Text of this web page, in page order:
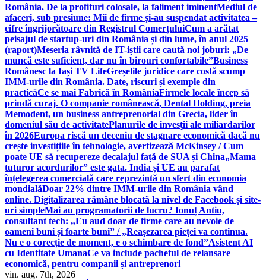
România. De la profituri colosale, la faliment iminentMediul de
afaceri, sub presiune: Mii de firme și-au suspendat activitatea –
cifre îngrijorătoare din Registrul ComerțuluiCum a arătat
peisajul de startup-uri din România și din lume, în anul 2025
(raport)Meseria râvnită de IT-iștii care caută noi joburi: „De
muncă este suficient, dar nu în birouri confortabile”Business
Românesc la Iași TV LifeGreșelile juridice care costă scump
IMM-urile din România. Date, riscuri și exemple din
practicăCe se mai Fabrică în RomâniaFirmele locale încep să
prindă curaj. O companie românească, Dental Holding, preia
Memodent, un business antreprenorial din Grecia, lider în
domeniul său de activitatePlanurile de invesţii ale miliardarilor
în 2026Europa riscă un deceniu de stagnare economică dacă nu
crește investițiile în tehnologie, avertizează McKinsey / Cum
poate UE să recupereze decalajul față de SUA și China„Mama
tuturor acordurilor” este gata. India și UE au parafat
înțelegerea comercială care reprezintă un sfert din economia
mondialăDoar 22% dintre IMM-urile din România vând
online. Digitalizarea rămâne blocată la nivel de Facebook și site-
uri simpleMai au programatorii de lucru? Ionuț Antiu,
consultant tech: „Eu aud doar de firme care au nevoie de
oameni buni și foarte buni” / „Reașezarea pieței va continua.
Nu e o corecție de moment, e o schimbare de fond”Asistent AI
cu Identitate UmanaCe va include pachetul de relansare
economică, pentru companii și antreprenori
vin. aug. 7th, 2026